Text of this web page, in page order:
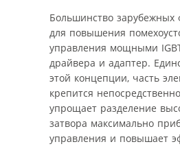
Большинство зарубежных
для повышения
управления мощными
драйвера и адаптер.
этой концепции, часть
крепится
упрощает разделение
затвора максимально
управления и повышает